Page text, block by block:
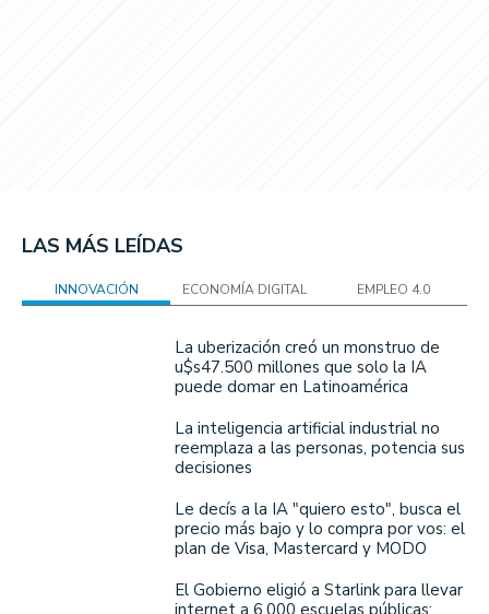
LAS MÁS LEÍDAS
INNOVACIÓN ECONOMÍA DIGITAL EMPLEO 4.0
La uberización creó un monstruo de
u$s47.500 millones que solo la IA
puede domar en Latinoamérica
La inteligencia artificial industrial no
reemplaza a las personas, potencia sus
decisiones
Le decís a la IA "quiero esto", busca el
precio más bajo y lo compra por vos: el
plan de Visa, Mastercard y MODO
El Gobierno eligió a Starlink para llevar
internet a 6.000 escuelas públicas: